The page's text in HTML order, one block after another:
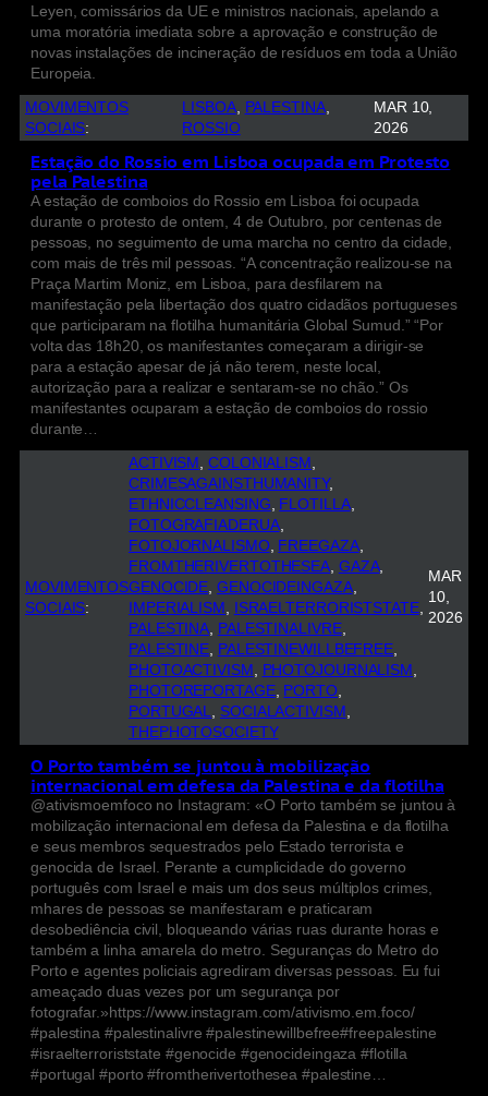
Leyen, comissários da UE e ministros nacionais, apelando a
uma moratória imediata sobre a aprovação e construção de
novas instalações de incineração de resíduos em toda a União
Europeia.
MOVIMENTOS
SOCIAIS:
LISBOA, PALESTINA
ROSSIO
MAR 10,
2026
Estação do Rossio em Lisboa ocupada em Protesto
pela Palestina
A estação de comboios do Rossio em Lisboa foi ocupada
durante o protesto de ontem, 4 de Outubro, por centenas de
pessoas, no seguimento de uma marcha no centro da cidade,
com mais de três mil pessoas. “A concentração realizou-se na
Praça Martim Moniz, em Lisboa, para desfilarem na
manifestação pela libertação dos quatro cidadãos portugueses
que participaram na flotilha humanitária Global Sumud.” “Por
volta das 18h20, os manifestantes começaram a dirigir-se
para a estação apesar de já não terem, neste local,
autorização para a realizar e sentaram-se no chão.” Os
manifestantes ocuparam a estação de comboios do rossio
durante…
MOVIMENTOS
SOCIAIS:
ACTIVISM , COLONIALISM
CRIMESAGAINSTHUMANITY
ETHNICCLEANSING
FLOTILLA
FOTOGRAFIADERUA
FOTOJORNALISMO, FREEGAZA
FROMTHERIVERTOTHESEA GAZA
GENOCIDE , GENOCIDEINGAZA
IMPERIALISM
ISRAELTERRORISTSTATE
PALESTINA
PALESTINALIVRE
PALESTINE
PALESTINEWILLBEFREE
PHOTOACTIVISM
PHOTOJOURNALISM
PHOTOREPORTAGE, PORTO
PORTUGAL
SOCIALACTIVISM
THEPHOTOSOCIETY
MAR
10,
2026
O Porto também se juntou à mobilização
internacional em defesa da Palestina e da flotilha
@ativismoemfoco no Instagram: «O Porto também se juntou à
mobilização internacional em defesa da Palestina e da flotilha
e seus membros sequestrados pelo Estado terrorista e
genocida de Israel. Perante a cumplicidade do governo
português com Israel e mais um dos seus múltiplos crimes,
mhares de pessoas se manifestaram e praticaram
desobediência civil, bloqueando várias ruas durante horas e
também a linha amarela do metro. Seguranças do Metro do
Porto e agentes policiais agrediram diversas pessoas. Eu fui
ameaçado duas vezes por um segurança por
fotografar.»https://www.instagram.com/ativismo.em.foco/
#palestina #palestinalivre #palestinewillbefree#freepalestine
#israelterroriststate #genocide #genocideingaza #flotilla
#portugal #porto #fromtherivertothesea #palestine…